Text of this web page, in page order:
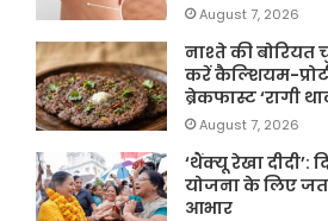
August 7, 2026
नाश्ते की बोरियत
करें कैल्शियम-
ब्रेकफास्ट ‘रागी
August 7, 2026
‘थैंक्यू रेखा दीदी’:
योजना के लिए
आभार